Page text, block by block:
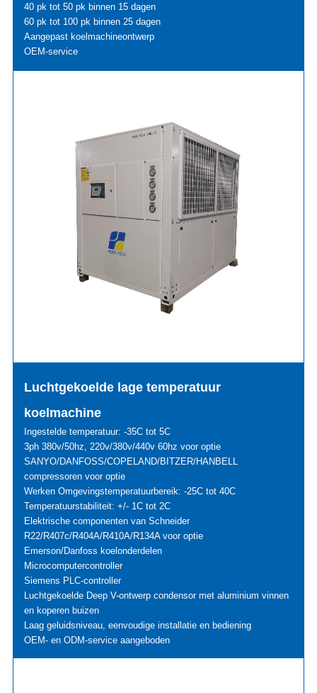
40 pk tot 50 pk binnen 15 dagen
60 pk tot 100 pk binnen 25 dagen
Aangepast koelmachineontwerp
OEM-service
Luchtgekoelde lage temperatuur
koelmachine
Ingestelde temperatuur: -35C tot 5C
3ph 380v/50hz, 220v/380v/440v 60hz voor optie
SANYO/DANFOSS/COPELAND/BITZER/HANBELL
compressoren voor optie
Werken Omgevingstemperatuurbereik: -25C tot 40C
Temperatuurstabiliteit: +/- 1C tot 2C
Elektrische componenten van Schneider
R22/R407c/R404A/R410A/R134A voor optie
Emerson/Danfoss koelonderdelen
Microcomputercontroller
Siemens PLC-controller
Luchtgekoelde Deep V-ontwerp condensor met aluminium vinnen
en koperen buizen
Laag geluidsniveau, eenvoudige installatie en bediening
OEM- en ODM-service aangeboden